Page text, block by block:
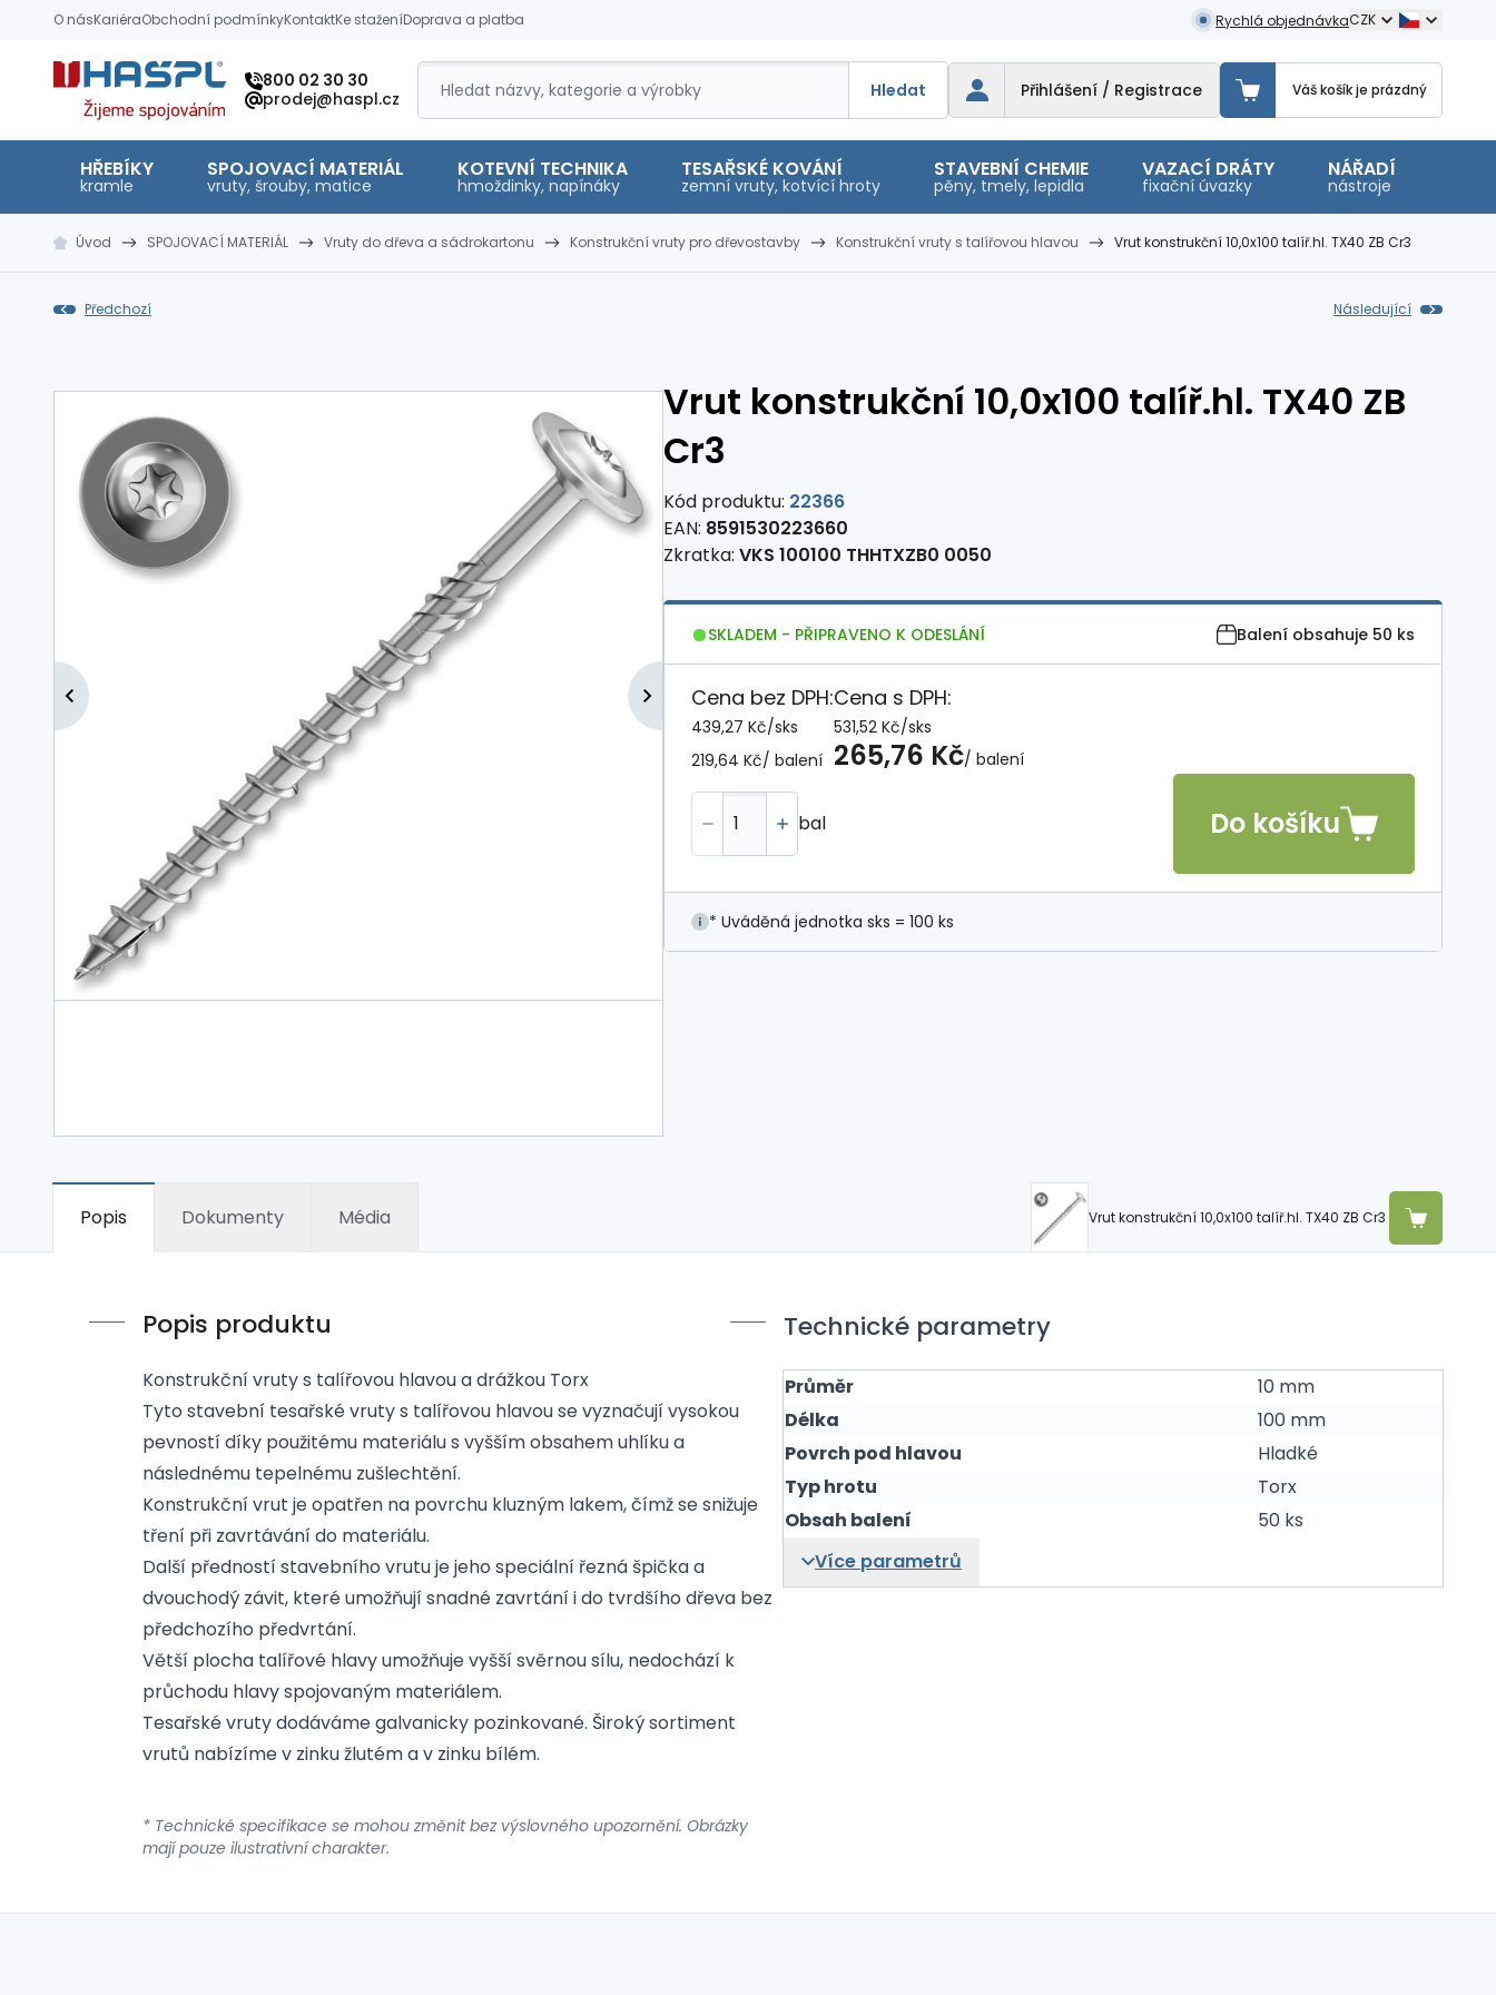
O násKariéraObchodní podmínkyKontaktKe staženíDoprava a platba Rychlá objednávkaCZK
Hašpl
800 02 30 30
prodej@haspl.cz
Hledat Přihlášení / Registrace Váš košík je prázdný
HŘEBÍKY
kramle
SPOJOVACÍ MATERIÁL
vruty, šrouby, matice
KOTEVNÍ TECHNIKA
hmoždinky, napínáky
TESAŘSKÉ KOVÁNÍ
zemní vruty, kotvící hroty
STAVEBNÍ CHEMIE
pěny, tmely, lepidla
VAZACÍ DRÁTY
fixační úvazky
NÁŘADÍ
nástroje
Úvod SPOJOVACÍ MATERIÁL Vruty do dřeva a sádrokartonu Konstrukční vruty pro dřevostavby Konstrukční vruty s talířovou hlavou Vrut konstrukční 10,0x100 talíř.hl. TX40 ZB Cr3
Předchozí Následující
Vrut konstrukční 10,0x100 talíř.hl. TX40 ZB
Cr3
Kód produktu: 22366
EAN: 8591530223660
Zkratka: VKS 100100 THHTXZB0 0050
SKLADEM - PŘIPRAVENO K ODESLÁNÍ Balení obsahuje 50 ks
Cena bez DPH:
439,27 Kč/sks
219,64 Kč/ balení
Cena s DPH:
531,52 Kč/sks
265,76 Kč/ balení
bal Do košíku
* Uváděná jednotka sks = 100 ks
Popis Dokumenty Média Vrut konstrukční 10,0x100 talíř.hl. TX40 ZB Cr3
Popis produktu
Konstrukční vruty s talířovou hlavou a drážkou Torx
Tyto stavební tesařské vruty s talířovou hlavou se vyznačují vysokou
pevností díky použitému materiálu s vyšším obsahem uhlíku a
následnému tepelnému zušlechtění.
Konstrukční vrut je opatřen na povrchu kluzným lakem, čímž se snižuje
tření při zavrtávání do materiálu.
Další předností stavebního vrutu je jeho speciální řezná špička a
dvouchodý závit, které umožňují snadné zavrtání i do tvrdšího dřeva bez
předchozího předvrtání.
Větší plocha talířové hlavy umožňuje vyšší svěrnou sílu, nedochází k
průchodu hlavy spojovaným materiálem.
Tesařské vruty dodáváme galvanicky pozinkované. Široký sortiment
vrutů nabízíme v zinku žlutém a v zinku bílém.
* Technické specifikace se mohou změnit bez výslovného upozornění. Obrázky
mají pouze ilustrativní charakter.
Technické parametry
Průměr
10 mm
Délka
100 mm
Povrch pod hlavou
Hladké
Typ hrotu
Torx
Obsah balení
50 ks
Více parametrů